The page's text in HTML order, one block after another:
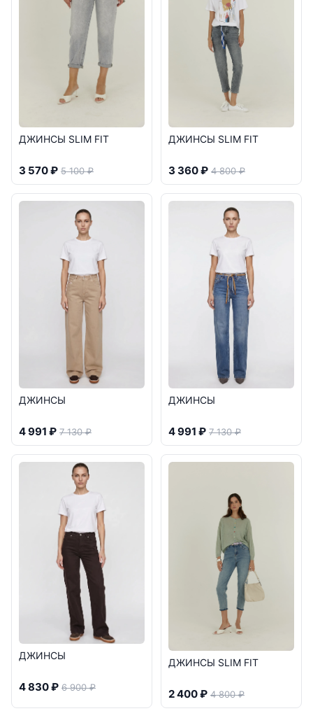
ДЖИНСЫ SLIM FIT
3 570 ₽ 5 100 ₽
ДЖИНСЫ SLIM FIT
3 360 ₽ 4 800 ₽
ДЖИНСЫ
4 991 ₽ 7 130 ₽
ДЖИНСЫ
4 991 ₽ 7 130 ₽
ДЖИНСЫ
4 830 ₽ 6 900 ₽
ДЖИНСЫ SLIM FIT
2 400 ₽ 4 800 ₽